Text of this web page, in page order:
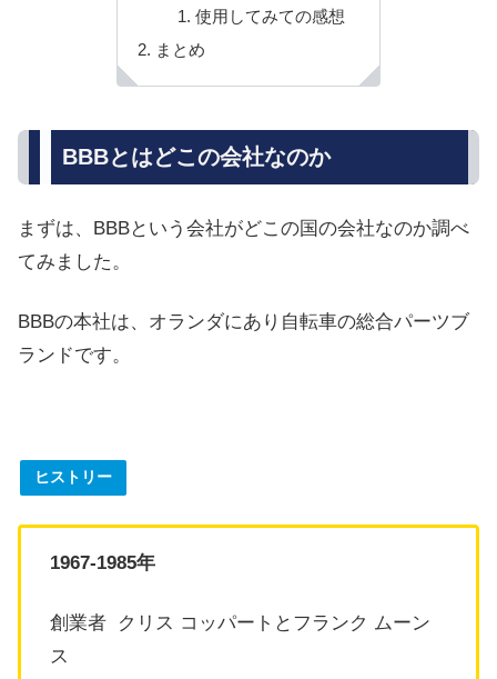
使用してみての感想
まとめ
BBBとはどこの会社なのか
まずは、BBBという会社がどこの国の会社なのか調べ
てみました。
BBBの本社は、オランダにあり自転車の総合パーツブ
ランドです。
ヒストリー
1967-1985年
創業者 クリス コッパートとフランク ムーン
ス